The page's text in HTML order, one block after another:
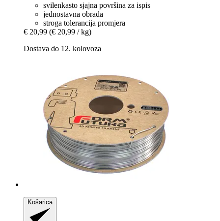
svilenkasto sjajna površina za ispis
jednostavna obrada
stroga tolerancija promjera
€ 20,99 (€ 20,99 / kg)
Dostava do 12. kolovoza
Košarica